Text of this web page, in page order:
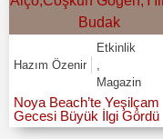
Hazım Özenir
Etkinlik
,
Magazin
Noya Beach’te Yeşilçam
Gecesi Büyük İlgi Gördü